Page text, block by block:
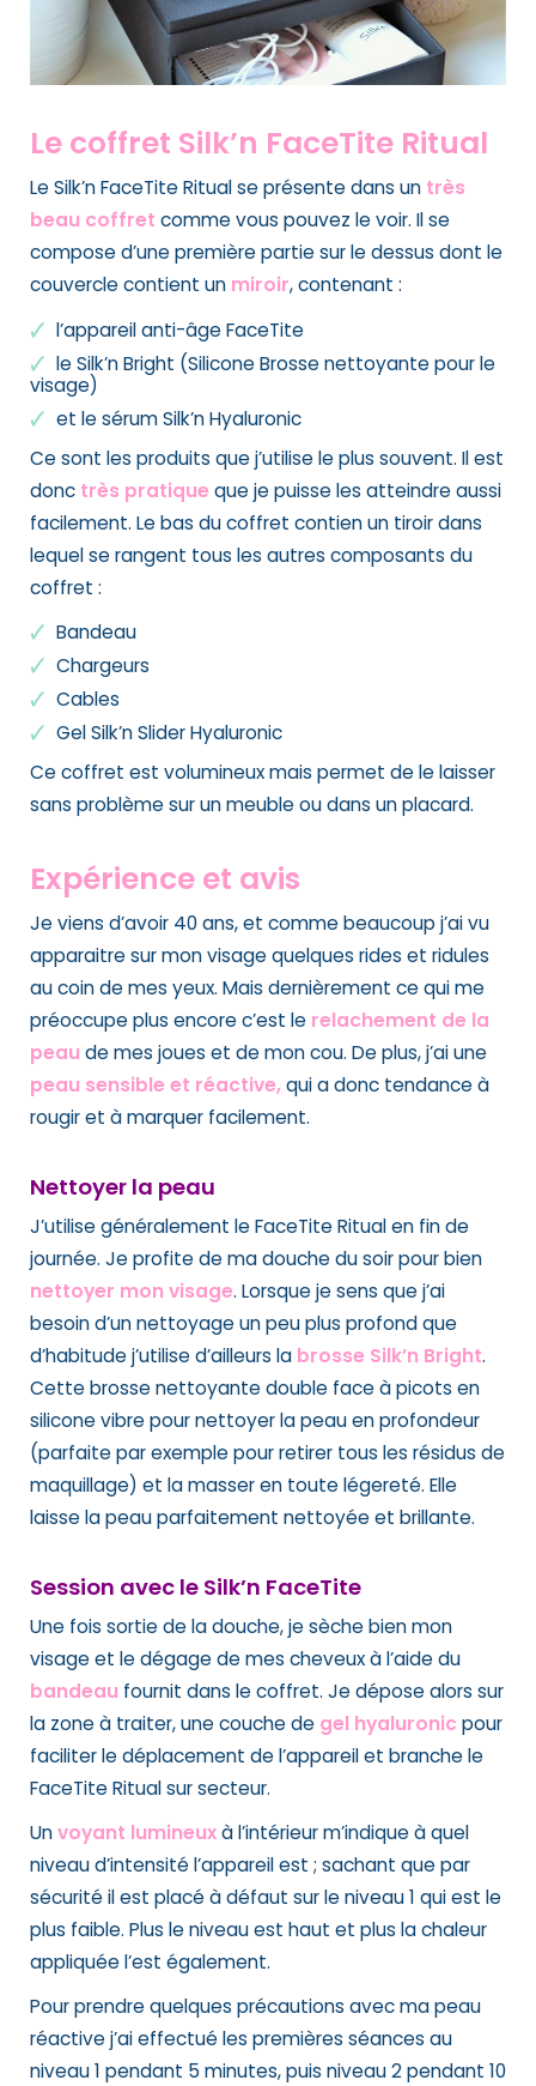
Le coffret Silk’n FaceTite Ritual
Le Silk’n FaceTite Ritual se présente dans un très
beau coffret comme vous pouvez le voir. Il se
compose d’une première partie sur le dessus dont le
couvercle contient un miroir, contenant :
l’appareil anti-âge FaceTite
le Silk’n Bright (Silicone Brosse nettoyante pour le
visage)
et le sérum Silk’n Hyaluronic
Ce sont les produits que j’utilise le plus souvent. Il est
donc très pratique que je puisse les atteindre aussi
facilement. Le bas du coffret contien un tiroir dans
lequel se rangent tous les autres composants du
coffret :
Bandeau
Chargeurs
Cables
Gel Silk’n Slider Hyaluronic
Ce coffret est volumineux mais permet de le laisser
sans problème sur un meuble ou dans un placard.
Expérience et avis
Je viens d’avoir 40 ans, et comme beaucoup j’ai vu
apparaitre sur mon visage quelques rides et ridules
au coin de mes yeux. Mais dernièrement ce qui me
préoccupe plus encore c’est le relachement de la
peau de mes joues et de mon cou. De plus, j’ai une
peau sensible et réactive,qui a donc tendance à
rougir et à marquer facilement.
Nettoyer la peau
J’utilise généralement le FaceTite Ritual en fin de
journée. Je profite de ma douche du soir pour bien
nettoyer mon visage. Lorsque je sens que j’ai
besoin d’un nettoyage un peu plus profond que
d’habitude j’utilise d’ailleurs la brosse Silk’n Bright.
Cette brosse nettoyante double face à picots en
silicone vibre pour nettoyer la peau en profondeur
(parfaite par exemple pour retirer tous les résidus de
maquillage) et la masser en toute légereté. Elle
laisse la peau parfaitement nettoyée et brillante.
Session avec le Silk’n FaceTite
Une fois sortie de la douche, je sèche bien mon
visage et le dégage de mes cheveux à l’aide du
bandeau fournit dans le coffret. Je dépose alors sur
la zone à traiter, une couche de gel hyaluronic pour
faciliter le déplacement de l’appareil et branche le
FaceTite Ritual sur secteur.
Unvoyant lumineuxà l’intérieur m’indique à quel
niveau d’intensité l’appareil est ; sachant que par
sécurité il est placé à défaut sur le niveau 1 qui est le
plus faible. Plus le niveau est haut et plus la chaleur
appliquée l’est également.
Pour prendre quelques précautions avec ma peau
réactive j’ai effectué les premières séances au
niveau 1 pendant 5 minutes, puis niveau 2 pendant 10